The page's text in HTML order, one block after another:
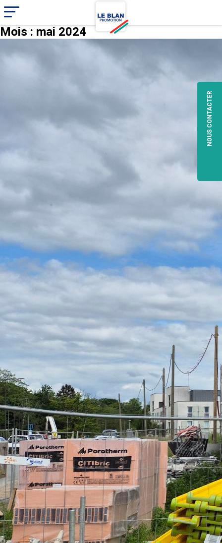
NOUS CONTACTER
Mois : mai 2024